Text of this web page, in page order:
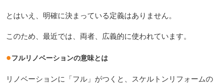
とはいえ、明確に決まっている定義はありません。
このため、最近では、両者、広義的に使われています。
●フルリノベーションの意味とは
リノベーションに「フル」がつくと、スケルトンリフォームの